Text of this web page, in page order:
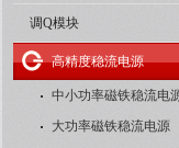
调Q模块
高精度稳流电源
中小功率磁铁稳流电
大功率磁铁稳流电源